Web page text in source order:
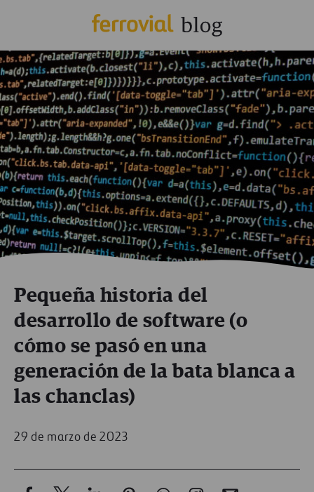
Pequeña historia del
desarrollo de software (o
cómo se pasó en una
generación de la bata blanca a
las chanclas)
29 de marzo de 2023